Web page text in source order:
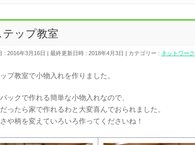
テップ教室
: 2016年3月16日 最終更新日時 : 2018年4月3日 カテゴリー : ネットワー
プ教室で小物入れを作りました。
ックで作れる簡単な小物入れなので、
ったら家で作れるわと大変喜んでおられました。
や柄を変えていろいろ作ってくださいね！